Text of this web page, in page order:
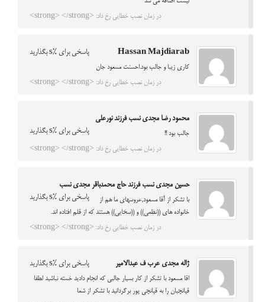
در زمان نصب خطایی رخ داد: <strong> </strong>
Hassan Majdiarab پاسخی برای %s بگذارید
کاری زیبا و جالب بود.احسنت مسعود جان
در زمان نصب خطایی رخ داد: <strong> </strong>
محمود رضا مجدی نسب فرزند نورعلی
پاسخی برای %s بگذارید
جالب بود !!
در زمان نصب خطایی رخ داد: <strong> </strong>
حسین مجدی نسب فرزند حاج محمدباقر مجدی نسب
پاسخی برای %s بگذارید
با تشکر از آقا مسعود,عروسهای ما هم از
خانواده های ((نظمی)) و ((سخایی)) هستند که از قلم افتاده اند.
در زمان نصب خطایی رخ داد: <strong> </strong>
ژاله مجدی عرب ف عبدالامیر پاسخی برای %s بگذارید
اقا مسعود با تشکر از کار بسیار جالبی که انجام دادید خسته نباشید لطفا
قپانچیان را به قپانچی پور برگردانید با تشکر از شما